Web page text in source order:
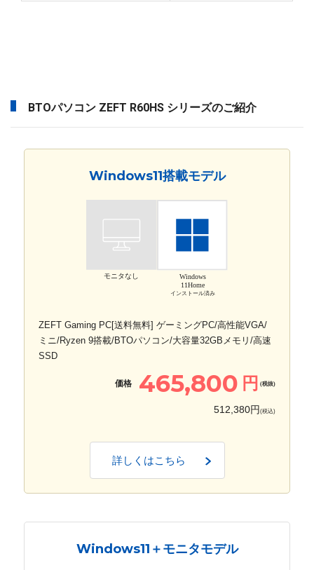
BTOパソコン ZEFT R60HS シリーズのご紹介
Windows11搭載モデル
モニタなし
Windows
11Home
インストール済み
ZEFT Gaming PC[送料無料] ゲーミングPC/高性能VGA/
ミニ/Ryzen 9搭載/BTOパソコン/大容量32GBメモリ/高速
SSD
価格 465,800 円 (税抜)
512,380円 (税込)
詳しくはこちら
Windows11＋モニタモデル